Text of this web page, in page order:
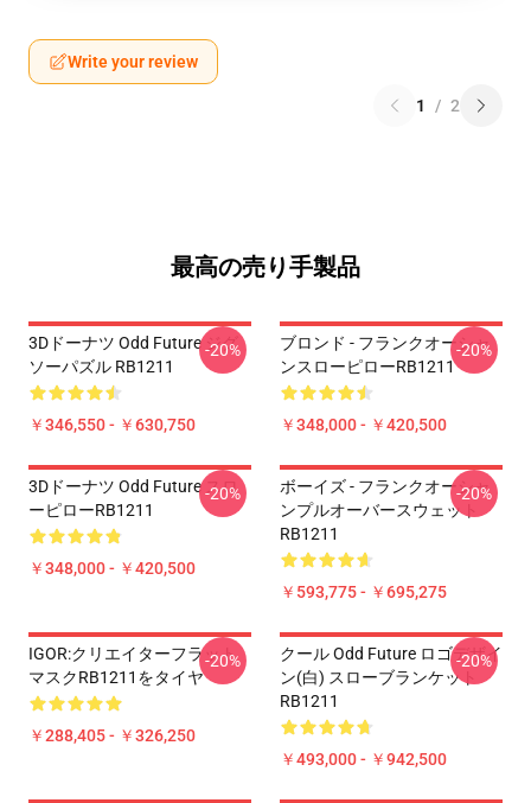
Write your review
1 / 2
最高の売り手製品
3Dドーナツ Odd Future ジグ
ソーパズル RB1211
￥346,550 - ￥630,750
-20%
ブロンド - フランクオーシャ
ンスローピローRB1211
￥348,000 - ￥420,500
-20%
3Dドーナツ Odd Future スロ
ーピローRB1211
￥348,000 - ￥420,500
-20%
ボーイズ - フランクオーシャ
ンプルオーバースウェット
RB1211
￥593,775 - ￥695,275
-20%
IGOR:クリエイターフラット
マスクRB1211をタイヤ
￥288,405 - ￥326,250
-20%
クール Odd Future ロゴデザイ
ン(白) スローブランケット
RB1211
￥493,000 - ￥942,500
-20%